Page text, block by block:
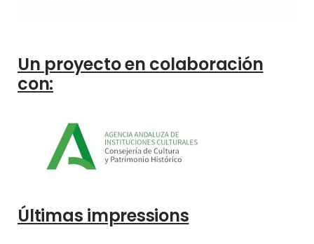
Un proyecto en colaboración
con:
Últimas impressions